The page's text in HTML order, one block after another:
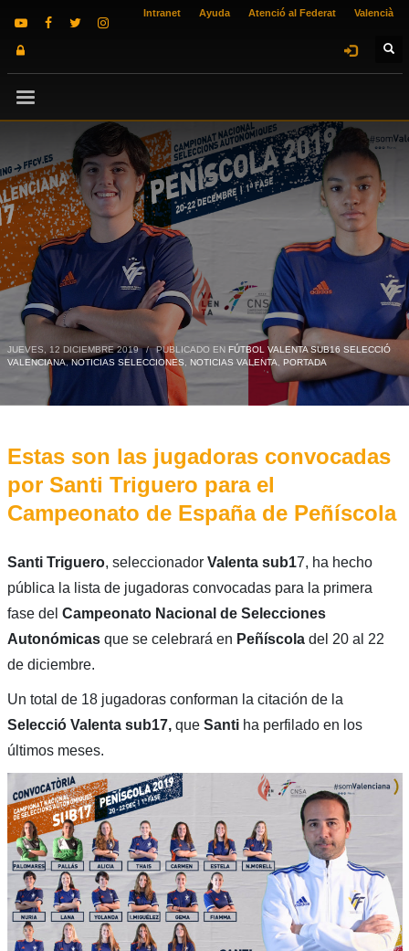
Intranet Ayuda Atenció al Federat Valencià
JUEVES, 12 DICIEMBRE 2019 / PUBLICADO EN FÚTBOL VALENTA SUB16 SELECCIÓ
VALENCIANA,NOTICIAS SELECCIONES NOTICIAS VALENTA PORTADA
Estas son las jugadoras convocadas
por Santi Triguero para el
Campeonato de España de Peñíscola
Santi Triguero, seleccionador Valenta sub17, ha hecho
pública la lista de jugadoras convocadas para la primera
fase del Campeonato Nacional de Selecciones
Autonómicasque se celebrará en Peñíscoladel 20 al 22
de diciembre.
Un total de 18 jugadoras conforman la citación de la
Selecció Valenta sub17,queSantiha perfilado en los
últimos meses.